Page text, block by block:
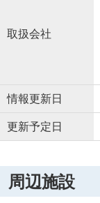
取扱会社
情報更新日
更新予定日
周辺施設